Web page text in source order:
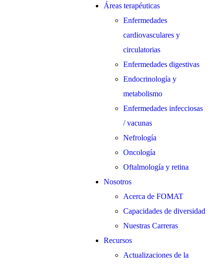
Áreas terapéuticas
Enfermedades
cardiovasculares y
circulatorias
Enfermedades digestivas
Endocrinología y
metabolismo
Enfermedades infecciosas
/ vacunas
Nefrología
Oncología
Oftalmología y retina
Nosotros
Acerca de FOMAT
Capacidades de diversidad
Nuestras Carreras
Recursos
Actualizaciones de la